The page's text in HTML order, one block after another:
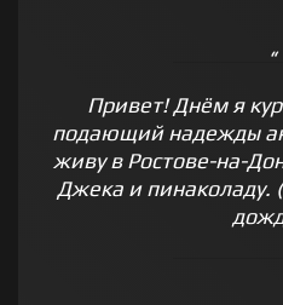
Привет! Днём я
подающий надежды
живу в Ростове-на-
Джека и пинаколаду.